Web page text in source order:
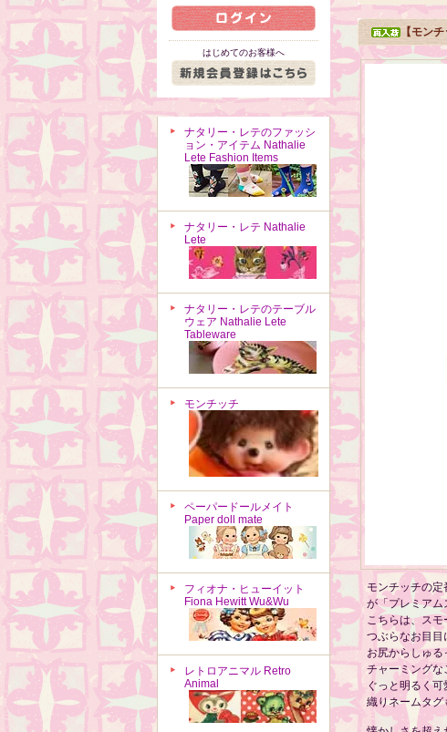
はじめてのお客様へ
ナタリー・レテのファッシ
ョン・アイテム Nathalie
Lete Fashion Items
ナタリー・レテ Nathalie
Lete
ナタリー・レテのテーブル
ウェア Nathalie Lete
Tableware
モンチッチ
ペーパードールメイト
Paper doll mate
フィオナ・ヒューイット
Fiona Hewitt Wu&Wu
レトロアニマル Retro
Animal
【モン
モンチッチの
が「プレミアム
こちらは、ス
つぶらなお目目
お尻からしゅ
チャーミング
ぐっと明るく
織りネームタグ